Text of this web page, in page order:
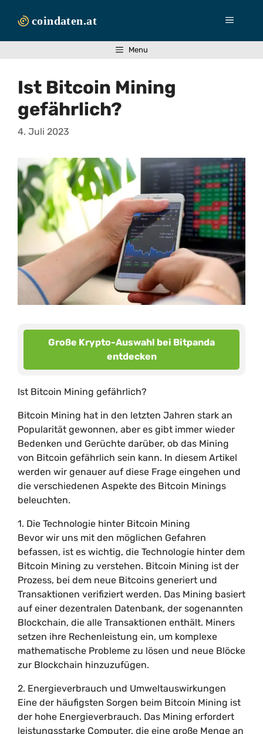
Inhalt
Menü
Menu
Ist Bitcoin Mining
gefährlich?
4. Juli 2023
Große Krypto-Auswahl bei Bitpanda
entdecken
Ist Bitcoin Mining gefährlich?
Bitcoin Mining hat in den letzten Jahren stark an
Popularität gewonnen, aber es gibt immer wieder
Bedenken und Gerüchte darüber, ob das Mining
von Bitcoin gefährlich sein kann. In diesem Artikel
werden wir genauer auf diese Frage eingehen und
die verschiedenen Aspekte des Bitcoin Minings
beleuchten.
1. Die Technologie hinter Bitcoin Mining
Bevor wir uns mit den möglichen Gefahren
befassen, ist es wichtig, die Technologie hinter dem
Bitcoin Mining zu verstehen. Bitcoin Mining ist der
Prozess, bei dem neue Bitcoins generiert und
Transaktionen verifiziert werden. Das Mining basiert
auf einer dezentralen Datenbank, der sogenannten
Blockchain, die alle Transaktionen enthält. Miners
setzen ihre Rechenleistung ein, um komplexe
mathematische Probleme zu lösen und neue Blöcke
zur Blockchain hinzuzufügen.
2. Energieverbrauch und Umweltauswirkungen
Eine der häufigsten Sorgen beim Bitcoin Mining ist
der hohe Energieverbrauch. Das Mining erfordert
leistungsstarke Computer, die eine große Menge an